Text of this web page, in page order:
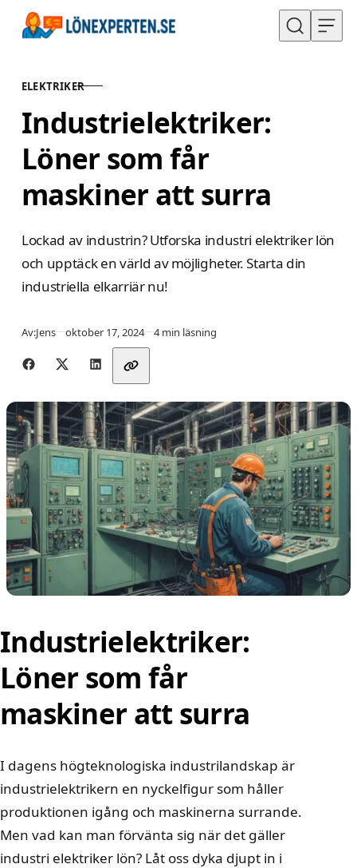
Hoppa till innehåll
KATEGORI
ELEKTRIKER
Industrielektriker:
Löner som får
maskiner att surra
Lockad av industrin? Utforska industri elektriker lön
och upptäck en värld av möjligheter. Starta din
industriella elkarriär nu!
Av:Jens Publicerad
oktober 17, 2024 4 min läsning
Dela med vänner
Industrielektriker:
Löner som får
maskiner att surra
I dagens högteknologiska industrilandskap är
industrielektrikern en nyckelfigur som håller
produktionen igång och maskinerna surrande.
Men vad kan man förvänta sig när det gäller
industri elektriker lön? Låt oss dyka djupt in i